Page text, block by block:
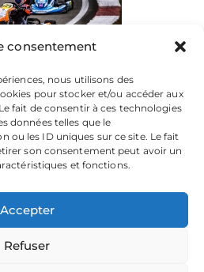
consentement
nous utilisons des
pour stocker et/ou accéder aux
fait de consentir à ces technologies
données telles que le
ou les ID uniques sur ce site. Le fait
son consentement peut avoir un
et fonctions.
Accepter
Refuser